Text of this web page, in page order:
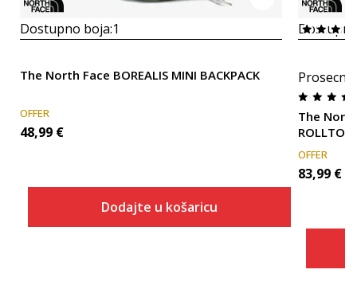
Dostupno boja:1
The North Face BOREALIS MINI BACKPACK
OFFER
48,99 €
Dodajte u košaricu
The North
ROLLTOP
OFFER
83,99 €